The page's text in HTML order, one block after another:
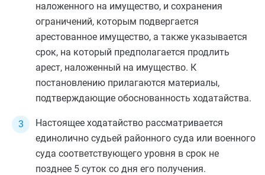
наложенного на имущество, и сохранения
ограничений, которым подвергается
арестованное имущество, а также указывается
срок, на который предполагается продлить
арест, наложенный на имущество. К
постановлению прилагаются материалы,
подтверждающие обоснованность ходатайства.
Настоящее ходатайство рассматривается
единолично судьей районного суда или военного
суда соответствующего уровня в срок не
позднее 5 суток со дня его получения.